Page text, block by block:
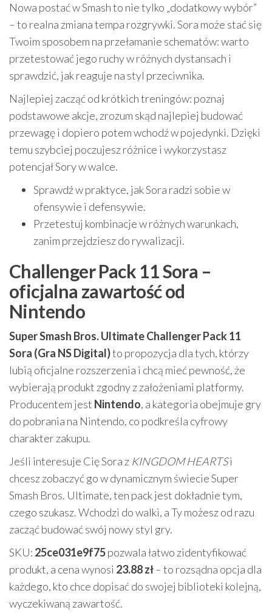
Nowa postać w Smash to nie tylko „dodatkowy wybór”
– to realna zmiana tempa rozgrywki. Sora może stać się
Twoim sposobem na przełamanie schematów: warto
przetestować jego ruchy w różnych dystansach i
sprawdzić, jak reaguje na styl przeciwnika.
Najlepiej zacząć od krótkich treningów: poznaj
podstawowe akcje, zrozum skąd najlepiej budować
przewagę i dopiero potem wchodź w pojedynki. Dzięki
temu szybciej poczujesz różnice i wykorzystasz
potencjał Sory w walce.
Sprawdź w praktyce, jak Sora radzi sobie w
ofensywie i defensywie.
Przetestuj kombinacje w różnych warunkach,
zanim przejdziesz do rywalizacji.
Challenger Pack 11 Sora –
oficjalna zawartość od
Nintendo
Super Smash Bros. Ultimate Challenger Pack 11
Sora (Gra NS Digital)to propozycja dla tych, którzy
lubią oficjalne rozszerzenia i chcą mieć pewność, że
wybierają produkt zgodny z założeniami platformy.
Producentem jest Nintendo, a kategoria obejmuje gry
do pobrania na Nintendo, co podkreśla cyfrowy
charakter zakupu.
Jeśli interesuje Cię Sora z KINGDOM HEARTSi
chcesz zobaczyć go w dynamicznym świecie Super
Smash Bros. Ultimate, ten pack jest dokładnie tym,
czego szukasz. Wchodzi do walki, a Ty możesz od razu
zacząć budować swój nowy styl gry.
SKU: 25ce031e9f75pozwala łatwo zidentyfikować
produkt, a cena wynosi 23.88 zł– to rozsądna opcja dla
każdego, kto chce dopisać do swojej biblioteki kolejną,
wyczekiwaną zawartość.